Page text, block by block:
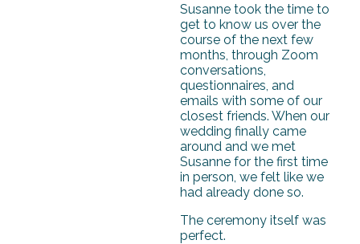
Susanne took the time to
get to know us over the
course of the next few
months, through Zoom
conversations,
questionnaires, and
emails with some of our
closest friends. When our
wedding finally came
around and we met
Susanne for the first time
in person, we felt like we
had already done so.
The ceremony itself was
perfect.